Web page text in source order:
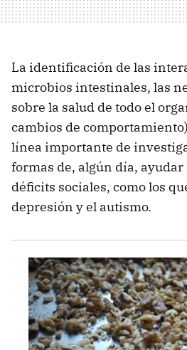
La identificación de las
microbios intestinales, las
sobre la salud de todo el
cambios de
línea importante de
formas de, algún día, ayudar
déficits sociales, como los
depresión y el autismo.